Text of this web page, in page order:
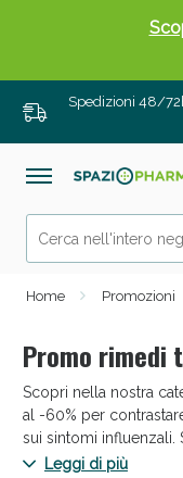
Spedizioni 48/
Home Promozioni
Promo rimedi
Scopri nella nostra
al -60% per
sui sintomi
rimedio migliore
Leggi di più
Drenanti e
Salini e